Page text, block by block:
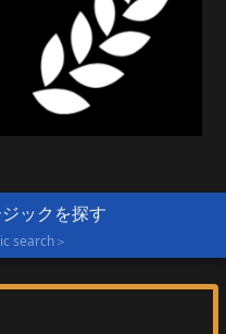
ックを探す
search＞